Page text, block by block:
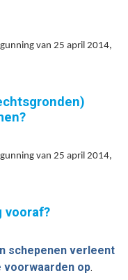
van 25 april 2014,
van 25 april 2014,
vooraf?
schepenen verleent
voorwaarden op.